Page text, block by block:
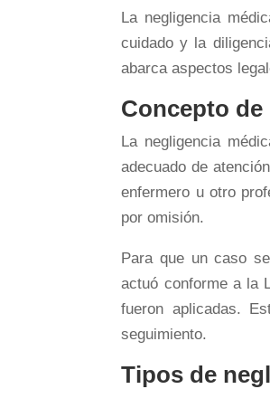
La negligencia
cuidado y la
abarca aspectos
Concepto
La negligencia
adecuado de
enfermero u otro
por omisión.
Para que un caso
actuó conforme a la
fueron aplicadas.
seguimiento.
Tipos de